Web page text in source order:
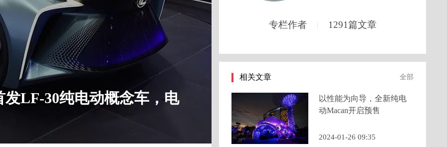
LF-30纯电动概念车，电
专栏作者 | 1291篇文章
相关文章 全部
以性能为向导，全新纯电
动Macan开启预售
2024-01-26 09:35